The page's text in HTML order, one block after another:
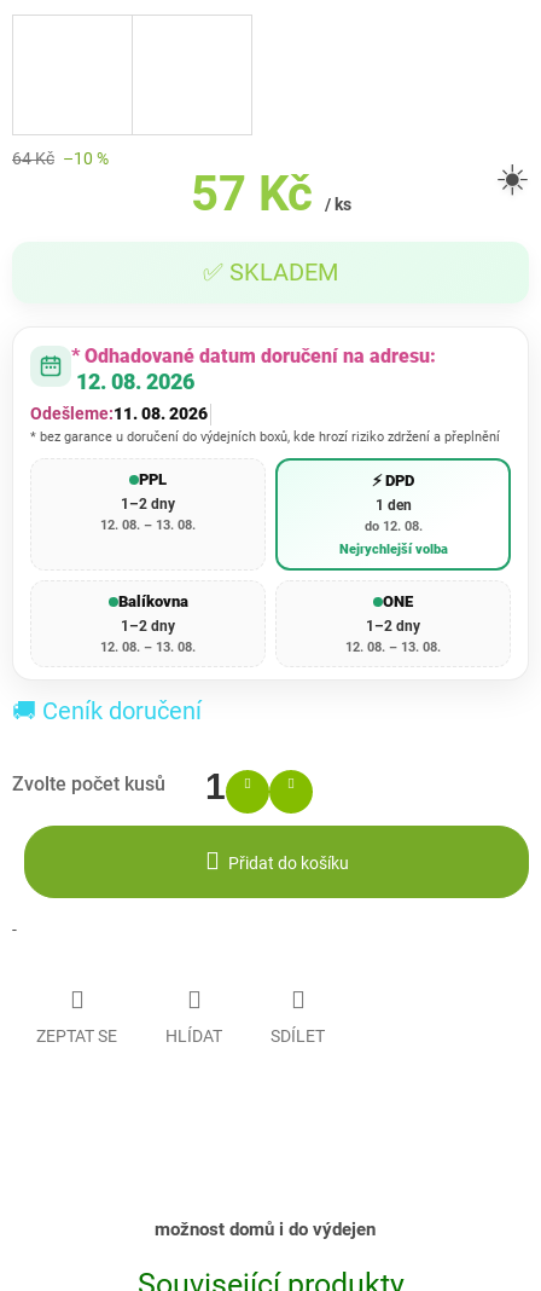
64 Kč –10 %
57 Kč / ks
cena:
✅ SKLADEM
☀️
* Odhadované datum doručení na adresu:
12. 08. 2026
Odešleme:11. 08. 2026
* bez garance u doručení do výdejních boxů, kde hrozí riziko zdržení a přeplnění
PPL
1–2 dny
12. 08. – 13. 08.
⚡ DPD
1 den
do 12. 08.
Nejrychlejší volba
Balíkovna
1–2 dny
12. 08. – 13. 08.
ONE
1–2 dny
12. 08. – 13. 08.
🚚 Ceník doručení
Přidat do košíku
-
ZEPTAT SE HLÍDAT SDÍLET
možnost domů i do výdejen